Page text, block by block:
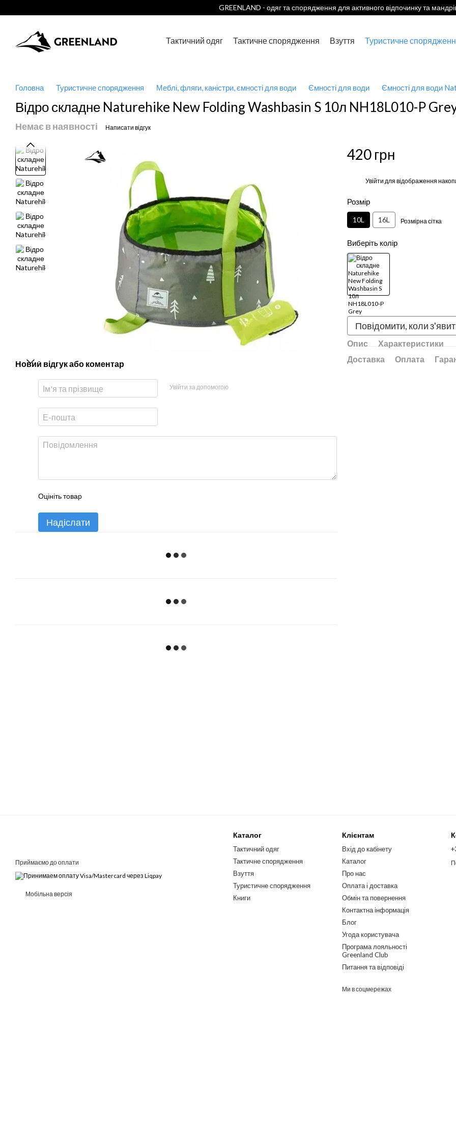
GREENLAND - одяг та спорядження для активного відпочинку та
Тактичний одяг Тактичне спорядження Взуття Туристичне
Головна Туристичне спорядження Меблі, фляги, каністри, ємності для води Ємності для води Ємності для води
Відро складне Naturehike New Folding Washbasin S 10л NH18L010-P
Немає в наявності Написати відгук
Новий відгук або коментар
Увійти за допомогою
Оцініть товар
Надіслати
420 грн
Увійти для відображення
Розмір
10L 16L Розмірна сітка
Виберіть колір
Повідомити, коли
Опис
Характеристики
Доставка
Оплата
Приймаємо до оплати
Мобільна версія
Каталог
Тактичний одяг
Тактичне спорядження
Взуття
Туристичне спорядження
Книги
Клієнтам
Вхід до кабінету
Каталог
Про нас
Оплата і доставка
Обмін та повернення
Контактна інформація
Блог
Угода користувача
Програма лояльності
Greenland Club
Питання та відповіді
Ми в соцмережах